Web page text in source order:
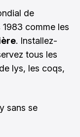
de
1983 comme les
. Installez-
tous les
lys, les coqs,
sans se